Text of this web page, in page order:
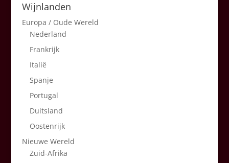
Wijnlanden
Europa / Oude Wereld
Nederland
Frankrijk
Italië
Spanje
Portugal
Duitsland
Oostenrijk
Nieuwe Wereld
Zuid-Afrika